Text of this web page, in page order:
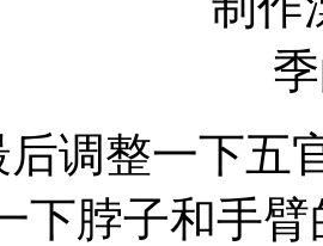
后调整一下五
下脖子和手